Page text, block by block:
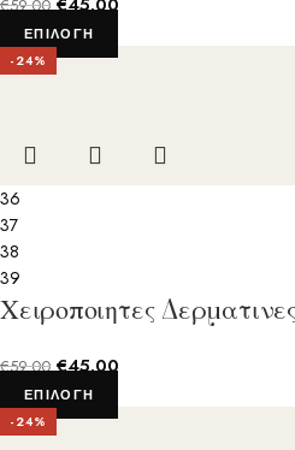
€59.00
ΕΠΙΛΟΓΉ
-24%
36
37
38
39
Χειροποιητες
€59.00 €45.00
ΕΠΙΛΟΓΉ
-24%